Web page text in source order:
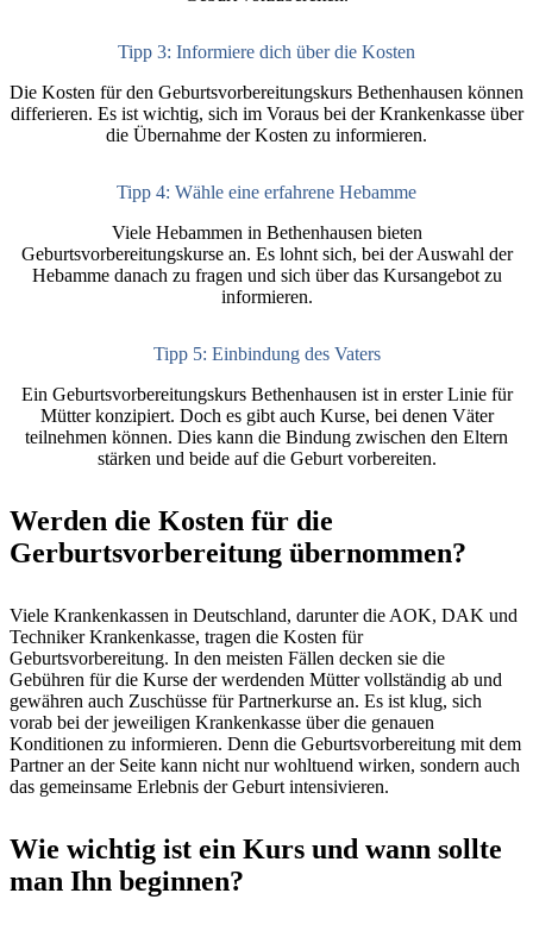
Tipp 3: Informiere dich über die Kosten
Die Kosten für den Geburtsvorbereitungskurs Bethenhausen können
differieren. Es ist wichtig, sich im Voraus bei der Krankenkasse über
die Übernahme der Kosten zu informieren.
Tipp 4: Wähle eine erfahrene Hebamme
Viele Hebammen in Bethenhausen bieten
Geburtsvorbereitungskurse an. Es lohnt sich, bei der Auswahl der
Hebamme danach zu fragen und sich über das Kursangebot zu
informieren.
Tipp 5: Einbindung des Vaters
Ein Geburtsvorbereitungskurs Bethenhausen ist in erster Linie für
Mütter konzipiert. Doch es gibt auch Kurse, bei denen Väter
teilnehmen können. Dies kann die Bindung zwischen den Eltern
stärken und beide auf die Geburt vorbereiten.
Werden die Kosten für die
Gerburtsvorbereitung übernommen?
Viele Krankenkassen in Deutschland, darunter die AOK, DAK und
Techniker Krankenkasse, tragen die Kosten für
Geburtsvorbereitung. In den meisten Fällen decken sie die
Gebühren für die Kurse der werdenden Mütter vollständig ab und
gewähren auch Zuschüsse für Partnerkurse an. Es ist klug, sich
vorab bei der jeweiligen Krankenkasse über die genauen
Konditionen zu informieren. Denn die Geburtsvorbereitung mit dem
Partner an der Seite kann nicht nur wohltuend wirken, sondern auch
das gemeinsame Erlebnis der Geburt intensivieren.
Wie wichtig ist ein Kurs und wann sollte
man Ihn beginnen?